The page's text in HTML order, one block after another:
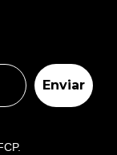
Enviar